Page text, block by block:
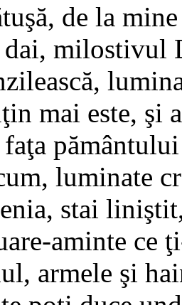
de la
milostivul
mai este, şi
luminate
stai
aminte ce
armele şi